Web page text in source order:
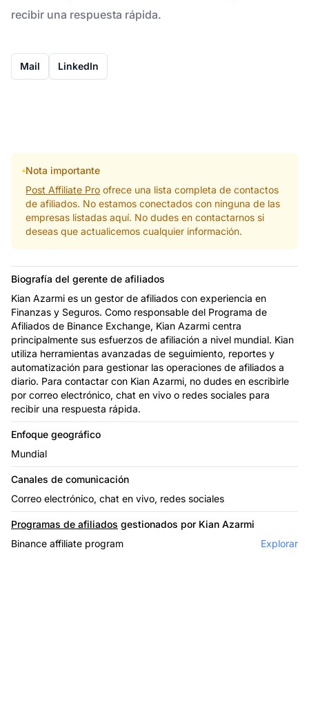
recibir una respuesta rápida.
Mail LinkedIn
Nota importante
Post Affiliate Pro ofrece una lista completa de contactos
de afiliados. No estamos conectados con ninguna de las
empresas listadas aquí. No dudes en contactarnos si
deseas que actualicemos cualquier información.
Biografía del gerente de afiliados
Kian Azarmi es un gestor de afiliados con experiencia en
Finanzas y Seguros. Como responsable del Programa de
Afiliados de Binance Exchange, Kian Azarmi centra
principalmente sus esfuerzos de afiliación a nivel mundial. Kian
utiliza herramientas avanzadas de seguimiento, reportes y
automatización para gestionar las operaciones de afiliados a
diario. Para contactar con Kian Azarmi, no dudes en escribirle
por correo electrónico, chat en vivo o redes sociales para
recibir una respuesta rápida.
Enfoque geográfico
Mundial
Canales de comunicación
Correo electrónico, chat en vivo, redes sociales
Programas de afiliados gestionados por Kian Azarmi
Binance affiliate program
Explorar